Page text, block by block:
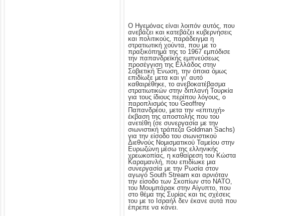
Ο Ηγεμόνας είναι λοιπόν αυτός, που
ανεβάζει και κατεβάζει κυβερνήσεις
και πολιτικούς, παράδειγμα η
στρατιωτική χούντα, που με το
πραξικόπημά της το 1967 εμπόδισε
την παπανδρεϊκής εμπνεύσεως
προσέγγιση της Ελλάδος στην
Σοβιετική Ένωση, την όποια όμως
επιδίωξε μετα και γι‘ αυτό
καθαιρέθηκε, το ανεβοκατέβασμα
στρατιωτικών στην διπλανή Τουρκία
για τους ίδιους περίπου λόγους, ο
παροπλισμός του Geoffrey
Παπανδρέου, μετα την «επιτυχή»
έκβαση της αποστολής που του
ανετέθη (σε συνεργασία με την
σιωνιστική τράπεζα Goldman Sachs)
για την είσοδο του σιωνιστικού
Διεθνούς Νομισματικού Ταμείου στην
Ευρωζώνη μέσω της ελληνικής
χρεωκοπίας, η καθαίρεση του Κώστα
Καραμανλή, που επιδίωκε μια
συνεργασία με την Ρωσία στον
αγωγό South Stream και αρνιόταν
την είσοδο των Σκοπίων στο ΝΑΤΟ,
του Μουμπάρακ στην Αίγυπτο, που
στο θέμα της Συρίας και τις σχέσεις
του με το Ισραήλ δεν έκανε αυτά που
έπρεπε να κάνει.